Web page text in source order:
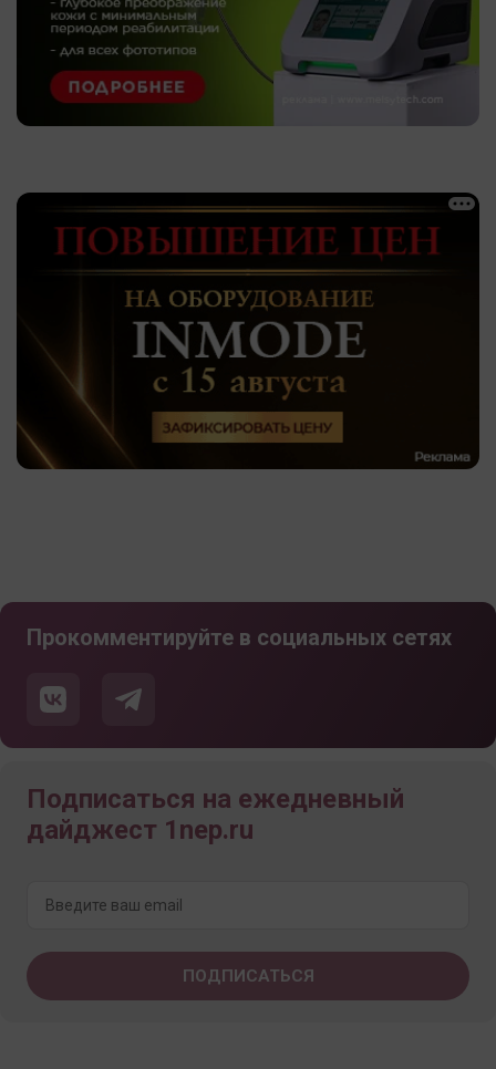
Прокомментируйте в социальных сетях
Подписаться на ежедневный
дайджест 1nep.ru